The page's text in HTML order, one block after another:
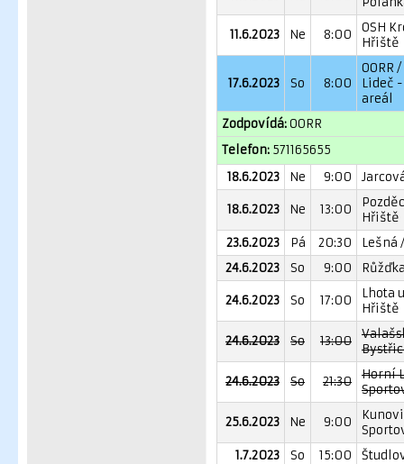
11.6.2023 Ne 8:00
OSH
Hřiště
17.6.2023 So 8:00
OORR
Lideč
areál
Zodpovídá:OORR
Telefon: 571165655
18.6.2023
Ne 9:00
18.6.2023 Ne 13:00
Hřiště
23.6.2023
Pá 20:30
Lešná
24.6.2023
So 9:00
24.6.2023 So 17:00
Lhota
Hřiště
24.6.2023 So 13:00
24.6.2023 So 21:30
Horní
25.6.2023 Ne 9:00
1.7.2023
So 15:00